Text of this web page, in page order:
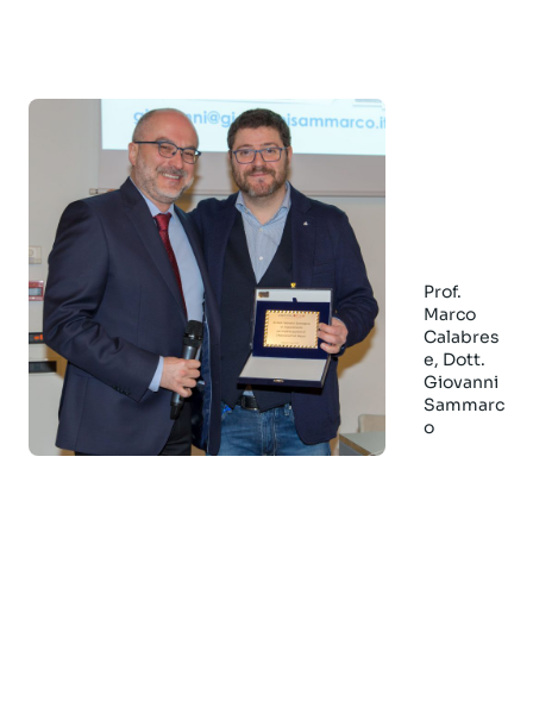
Prof.
Marco
Calabres
e, Dott.
Giovanni
Sammarc
o